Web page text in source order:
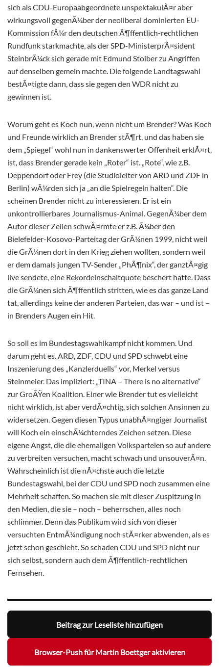
sich als CDU-Europaabgeordnete unspektakulÃ¤r aber
wirkungsvoll gegenÃ¼ber der neoliberal dominierten EU-
Kommission fÃ¼r den deutschen Ã¶ffentlich-rechtlichen
Rundfunk starkmachte, als der SPD-MinisterprÃ¤sident
SteinbrÃ¼ck sich gerade mit Edmund Stoiber zu Angriffen
auf denselben gemein machte. Die folgende Landtagswahl
bestÃ¤tigte dann, dass sie gegen den WDR nicht zu
gewinnen ist.
Worum geht es Koch nun, wenn nicht um Brender? Was Koch
und Freunde wirklich an Brender stÃ¶rt, und das haben sie
dem „Spiegel“ wohl nun in dankenswerter Offenheit erklÃ¤rt,
ist, dass Brender gerade kein „Roter“ ist. „Rote“, wie z.B.
Deppendorf oder Frey (die Studioleiter von ARD und ZDF in
Berlin) wÃ¼rden sich ja „an die Spielregeln halten“. Die
scheinen Brender nicht zu interessieren. Er ist ein
unkontrollierbares Journalismus-Animal. GegenÃ¼ber dem
Autor dieser Zeilen schwÃ¤rmte er z.B. Ã¼ber den
Bielefelder-Kosovo-Parteitag der GrÃ¼nen 1999, nicht weil
die GrÃ¼nen dort in den Krieg ziehen wollten, sondern weil
er dem damals jungen TV-Sender „PhÃ¶nix“, der ganztÃ¤gig
live sendete, eine Rekordeinschaltquote beschert hatte. Dass
die GrÃ¼nen sich Ã¶ffentlich stritten, wie es das ganze Land
tat, allerdings keine der anderen Parteien, das war – und ist –
in Brenders Augen ein Hit.
So soll es im Bundestagswahlkampf nicht kommen. Und
darum geht es. ARD, ZDF, CDU und SPD schwebt eine
Inszenierung des „Kanzlerduells“ vor, Merkel versus
Steinmeier. Das impliziert: „TINA – There is no alternative“
zur GroÃŸen Koalition. Einer wie Brender tut es vielleicht
nicht wirklich, ist aber verdÃ¤chtig, sich solchen Ansinnen zu
widersetzen. Gegen diesen Typus unabhÃ¤ngiger Journalist
will Koch ein einschÃ¼chterndes Zeichen setzen. Diese
eigene Angst, die die ehemaligen Volksparteien so auf andere
zu verbreiten versuchen, macht schwach und unsouverÃ¤n.
Wahrscheinlich ist die nÃ¤chste auch die letzte
Bundestagswahl, bei der CDU und SPD noch zusammen eine
Mehrheit schaffen. So machen sie mit dieser Zuspitzung in
den Medien, die sie – noch – beherrschen, alles noch
schlimmer. Denn das Publikum wird sich von dieser
versuchten EntmÃ¼ndigung noch stÃ¤rker abwenden, als es
jetzt schon geschieht. So schaden CDU und SPD nicht nur
sich selbst, sondern auch dem Ã¶ffentlich-rechtlichen
Fernsehen.
Beitrag zur Leseliste hinzufügen
Browser-Push für Martin Boettger aktivieren